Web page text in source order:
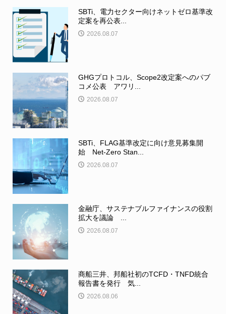
SBTi、電力セクター向けネットゼロ基準改
定案を再公表...
2026.08.07
GHGプロトコル、Scope2改定案へのパブ
コメ公表 アワリ...
2026.08.07
SBTi、FLAG基準改定に向け意見募集開
始 Net-Zero Stan...
2026.08.07
金融庁、サステナブルファイナンスの役割
拡大を議論 ...
2026.08.07
商船三井、邦船社初のTCFD・TNFD統合
報告書を発行 気...
2026.08.06